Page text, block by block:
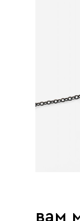
вам